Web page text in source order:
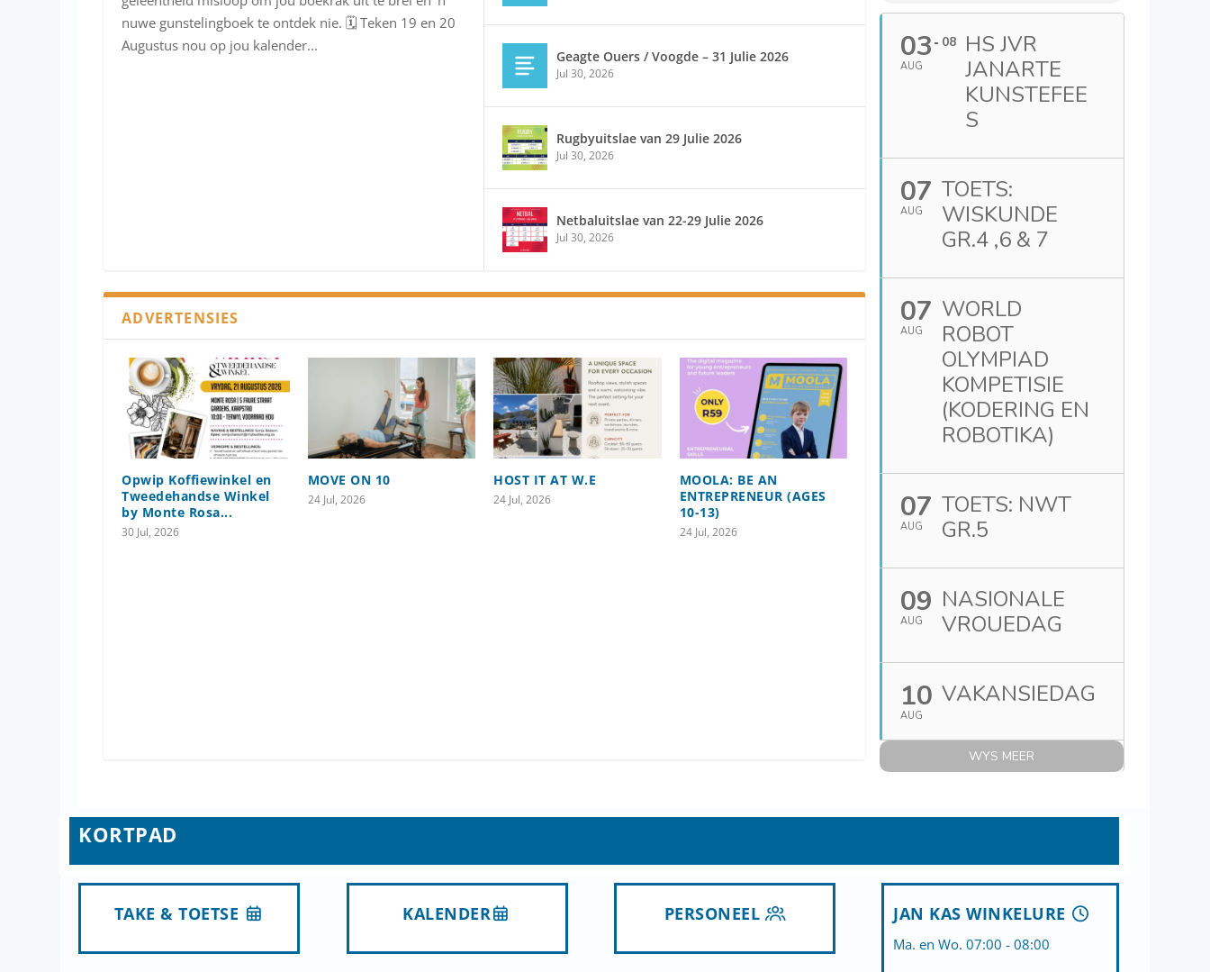
nuwe gunstelingboek te ontdek nie. 🗓️ Teken 19 en 20
Augustus nou op jou kalender...
Geagte Ouers / Voogde – 31 Julie 2026
Jul 30, 2026
Rugbyuitslae van 29 Julie 2026
Jul 30, 2026
Netbaluitslae van 22-29 Julie 2026
Jul 30, 2026
ADVERTENSIES
Opwip Koffiewinkel en
Tweedehandse Winkel
by Monte Rosa...
30 Jul, 2026
MOVE ON 10
24 Jul, 2026
HOST IT AT W.E
24 Jul, 2026
MOOLA: BE AN
ENTREPRENEUR (AGES
10-13)
24 Jul, 2026
03
AUG
08
HS JVR
JANARTE
KUNSTEFEE
S
07
AUG
TOETS:
WISKUNDE
GR.4 ,6 & 7
07
AUG
WORLD
ROBOT
OLYMPIAD
KOMPETISIE
(KODERING EN
ROBOTIKA)
07
AUG
TOETS: NWT
GR.5
09
AUG
NASIONALE
VROUEDAG
10
AUG
VAKANSIEDAG
WYS MEER
KORTPAD
TAKE & TOETSE KALENDER PERSONEEL JAN KAS WINKELURE
Ma. en Wo. 07:00 - 08:00